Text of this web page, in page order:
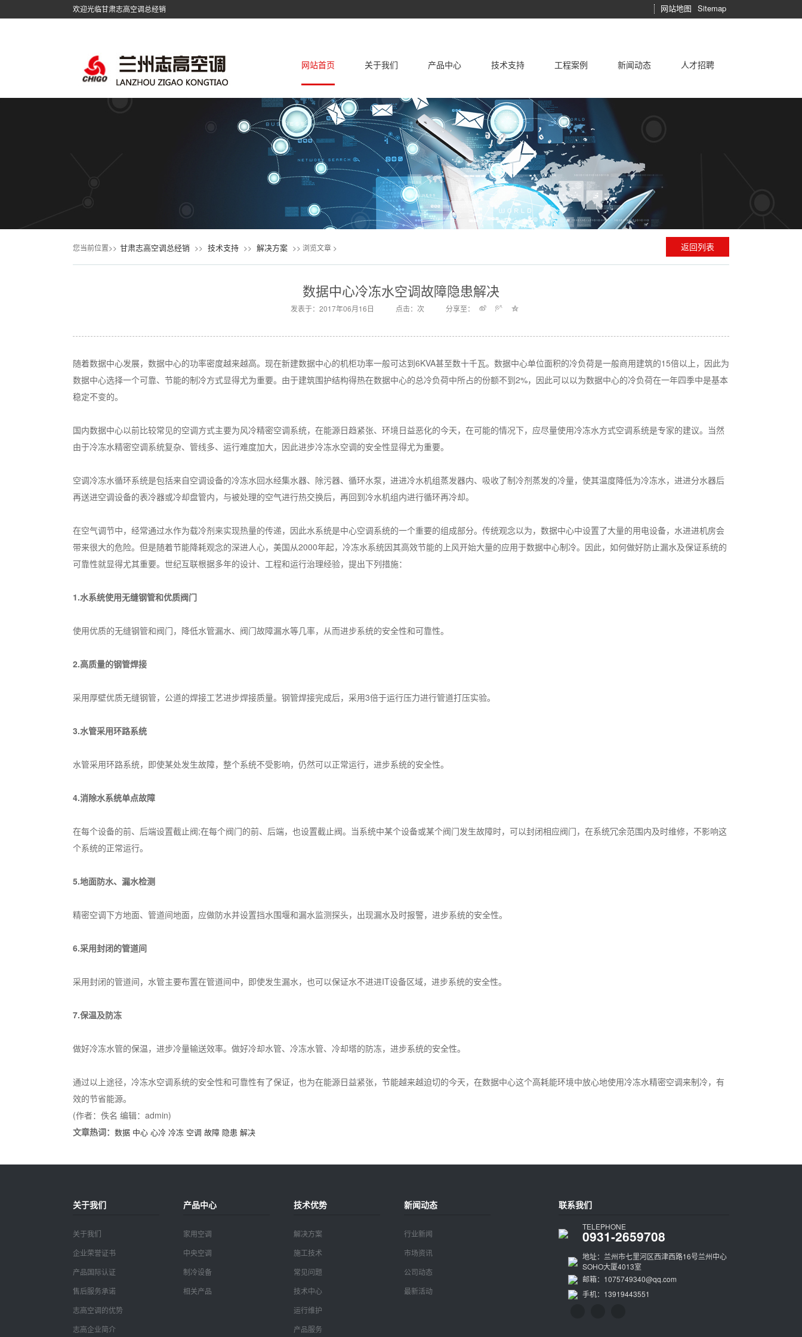
欢迎光临甘肃志高空调总经销 网站地图 Sitemap
网站首页 关于我们
关于我们 企业荣誉证书 产品国际认证 售后服务承诺 志高空调的优势 志高企业简介
联系我们
产品中心
家用空调 中央空调 制冷设备 相关产品
技术支持
解决方案 施工技术 常见问题 技术中心 运行维护
产品服务 学术论坛
工程案例
工程案例
新闻动态
行业新闻 市场资讯 公司动态
人才招聘
返回列表
您当前位置>> 甘肃志高空调总经销 >> 技术支持 >> 解决方案 >> 浏览文章 >
数据中心冷冻水空调故障隐患解决
发表于：2017年06月16日 点击： 次 分享至：
随着数据中心发展，数据中心的功率密度越来越高。现在新建数据中心的机柜功率一般可达到6KVA甚至数十千瓦。数据中心单位面积的冷负荷是一般商用建筑的15倍以上，因此为
数据中心选择一个可靠、节能的制冷方式显得尤为重要。由于建筑围护结构得热在数据中心的总冷负荷中所占的份额不到2%，因此可以以为数据中心的冷负荷在一年四季中是基本
稳定不变的。
国内数据中心以前比较常见的空调方式主要为风冷精密空调系统，在能源日趋紧张、环境日益恶化的今天，在可能的情况下，应尽量使用冷冻水方式空调系统是专家的建议。当然
由于冷冻水精密空调系统复杂、管线多、运行难度加大，因此进步冷冻水空调的安全性显得尤为重要。
空调冷冻水循环系统是包括来自空调设备的冷冻水回水经集水器、除污器、循环水泵，进进冷水机组蒸发器内、吸收了制冷剂蒸发的冷量，使其温度降低为冷冻水，进进分水器后
再送进空调设备的表冷器或冷却盘管内，与被处理的空气进行热交换后，再回到冷水机组内进行循环再冷却。
在空气调节中，经常通过水作为载冷剂来实现热量的传递，因此水系统是中心空调系统的一个重要的组成部分。传统观念以为，数据中心中设置了大量的用电设备，水进进机房会
带来很大的危险。但是随着节能降耗观念的深进人心，美国从2000年起，冷冻水系统因其高效节能的上风开始大量的应用于数据中心制冷。因此，如何做好防止漏水及保证系统的
可靠性就显得尤其重要。世纪互联根据多年的设计、工程和运行治理经验，提出下列措施：
1.水系统使用无缝钢管和优质阀门
使用优质的无缝钢管和阀门，降低水管漏水、阀门故障漏水等几率，从而进步系统的安全性和可靠性。
2.高质量的钢管焊接
采用厚壁优质无缝钢管，公道的焊接工艺进步焊接质量。钢管焊接完成后，采用3倍于运行压力进行管道打压实验。
3.水管采用环路系统
水管采用环路系统，即使某处发生故障，整个系统不受影响，仍然可以正常运行，进步系统的安全性。
4.消除水系统单点故障
在每个设备的前、后端设置截止阀;在每个阀门的前、后端，也设置截止阀。当系统中某个设备或某个阀门发生故障时，可以封闭相应阀门，在系统冗余范围内及时维修，不影响这
个系统的正常运行。
5.地面防水、漏水检测
精密空调下方地面、管道间地面，应做防水并设置挡水围堰和漏水监测探头，出现漏水及时报警，进步系统的安全性。
6.采用封闭的管道间
采用封闭的管道间，水管主要布置在管道间中，即使发生漏水，也可以保证水不进进IT设备区域，进步系统的安全性。
7.保温及防冻
做好冷冻水管的保温，进步冷量输送效率。做好冷却水管、冷冻水管、冷却塔的防冻，进步系统的安全性。
通过以上途径，冷冻水空调系统的安全性和可靠性有了保证，也为在能源日益紧张，节能越来越迫切的今天，在数据中心这个高耗能环境中放心地使用冷冻水精密空调来制冷，有
效的节省能源。
(作者：佚名 编辑：admin)
文章热词： 数据 中心 心冷 冷冻 空调 故障 隐患 解决
关于我们
关于我们
企业荣誉证书
产品国际认证
售后服务承诺
志高空调的优势
志高企业简介
产品中心
家用空调
中央空调
制冷设备
相关产品
技术优势
解决方案
施工技术
常见问题
技术中心
运行维护
产品服务
新闻动态
行业新闻
市场资讯
公司动态
最新活动
联系我们
TELEPHONE
0931-2659708
地址：兰州市七里河区西津西路16号兰州中心
SOHO大厦4013室
邮箱：1075749340@qq.com
手机：13919443551